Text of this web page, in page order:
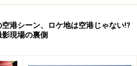
空港シーン、ロケ地は空港じゃない!?
影現場の裏側